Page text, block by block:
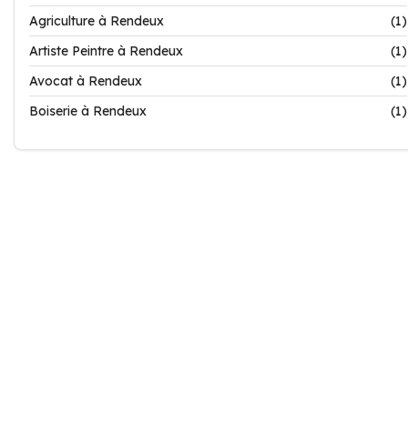
Agriculture à Rendeux
(1)
Artiste Peintre à Rendeux
(1)
Avocat à Rendeux
(1)
Boiserie à Rendeux
(1)